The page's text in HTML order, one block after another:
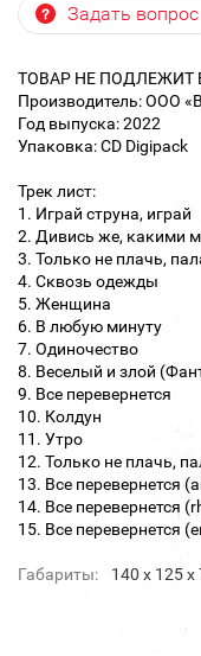
Задать вопрос
ТОВАР НЕ ПОДЛЕЖИТ
Производитель: ООО
Год выпуска: 2022
Упаковка: CD Digipack
Трек лист:
1. Играй струна, играй
2. Дивись же, какими
3. Только не плачь,
4. Сквозь одежды
5. Женщина
6. В любую минуту
7. Одиночество
8. Веселый и злой
9. Все перевернется
10. Колдун
11. Утро
12. Только не плачь,
13. Все перевернется
14. Все перевернется
15. Все перевернется
Габариты: 140 х 125